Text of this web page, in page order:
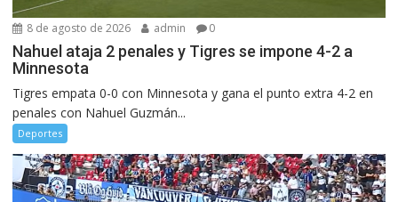
8 de agosto de 2026 admin 0
Nahuel ataja 2 penales y Tigres se impone 4-2 a
Minnesota
Tigres empata 0-0 con Minnesota y gana el punto extra 4-2 en
penales con Nahuel Guzmán...
Deportes